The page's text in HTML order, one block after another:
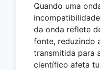
Quando uma
da onda reflete
fonte, reduzindo
transmitida para
científico afeta